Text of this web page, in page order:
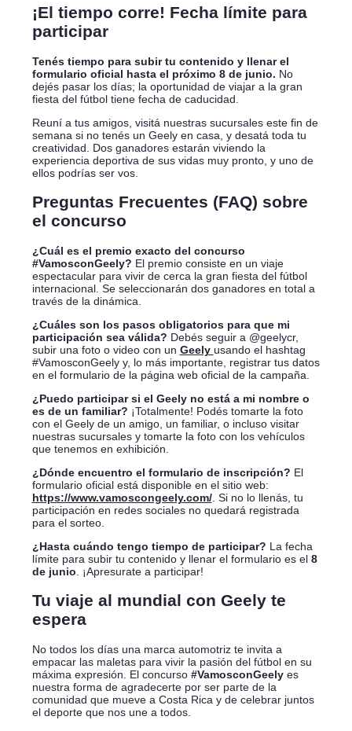
¡El tiempo corre! Fecha límite para
participar
Tenés tiempo para subir tu contenido y llenar el
formulario oficial hasta el próximo 8 de junio. No
dejés pasar los días; la oportunidad de viajar a la gran
fiesta del fútbol tiene fecha de caducidad.
Reuní a tus amigos, visitá nuestras sucursales este fin de
semana si no tenés un Geely en casa, y desatá toda tu
creatividad. Dos ganadores estarán viviendo la
experiencia deportiva de sus vidas muy pronto, y uno de
ellos podrías ser vos.
Preguntas Frecuentes (FAQ) sobre
el concurso
¿Cuál es el premio exacto del concurso
#VamosconGeely? El premio consiste en un viaje
espectacular para vivir de cerca la gran fiesta del fútbol
internacional. Se seleccionarán dos ganadores en total a
través de la dinámica.
¿Cuáles son los pasos obligatorios para que mi
participación sea válida? Debés seguir a @geelycr,
subir una foto o video con un Geely usando el hashtag
#VamosconGeely y, lo más importante, registrar tus datos
en el formulario de la página web oficial de la campaña.
¿Puedo participar si el Geely no está a mi nombre o
es de un familiar? ¡Totalmente! Podés tomarte la foto
con el Geely de un amigo, un familiar, o incluso visitar
nuestras sucursales y tomarte la foto con los vehículos
que tenemos en exhibición.
¿Dónde encuentro el formulario de inscripción? El
formulario oficial está disponible en el sitio web:
https://www.vamoscongeely.com/. Si no lo llenás, tu
participación en redes sociales no quedará registrada
para el sorteo.
¿Hasta cuándo tengo tiempo de participar? La fecha
límite para subir tu contenido y llenar el formulario es el 8
de junio . ¡Apresurate a participar!
Tu viaje al mundial con Geely te
espera
No todos los días una marca automotriz te invita a
empacar las maletas para vivir la pasión del fútbol en su
máxima expresión. El concurso #VamosconGeelyes
nuestra forma de agradecerte por ser parte de la
comunidad que mueve a Costa Rica y de celebrar juntos
el deporte que nos une a todos.